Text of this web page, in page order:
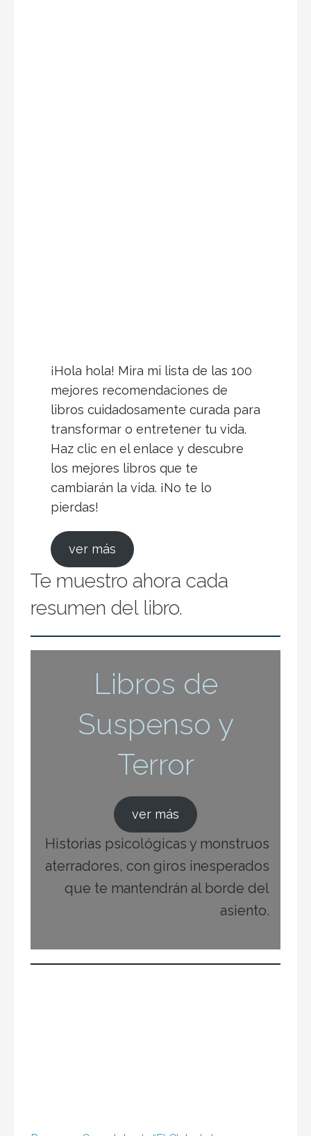
¡Hola hola! Mira mi lista de las 100
mejores recomendaciones de
libros cuidadosamente curada para
transformar o entretener tu vida.
Haz clic en el enlace y descubre
los mejores libros que te
cambiarán la vida. ¡No te lo
pierdas!
ver más
Te muestro ahora cada
resumen del libro.
Libros de
Suspenso y
Terror
ver más
Historias psicológicas y monstruos
aterradores, con giros inesperados
que te mantendrán al borde del
asiento.